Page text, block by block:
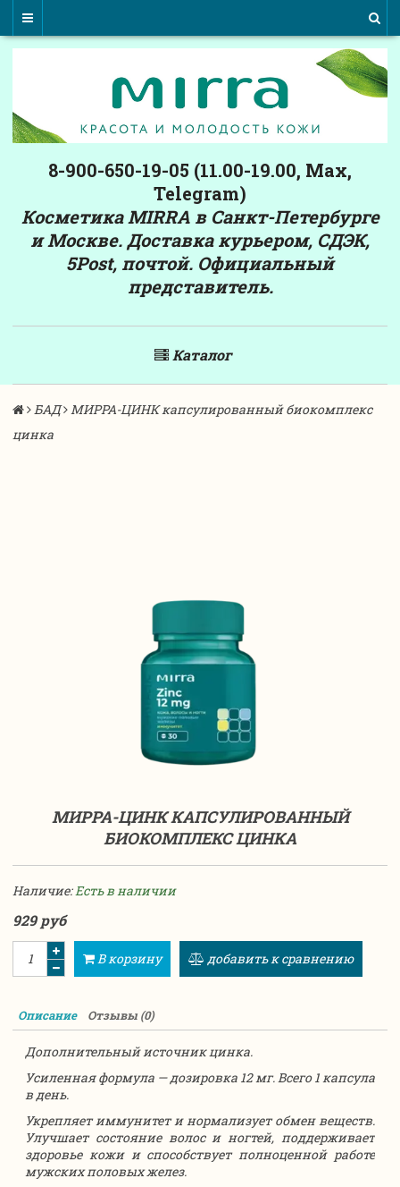
8-900-650-19-05 (11.00-19.00, Max,
Telegram)
Косметика MIRRA в Санкт-Петербурге
и Москве. Доставка курьером, СДЭК,
5Post, почтой. Официальный
представитель.
Каталог
БАД
МИРРА-ЦИНК капсулированный биокомплекс
цинка
МИРРА-ЦИНК КАПСУЛИРОВАННЫЙ
БИОКОМПЛЕКС ЦИНКА
Наличие: Есть в наличии
929 руб
В корзину добавить к сравнению
Описание Отзывы (0)
Дополнительный источник цинка.
Усиленная формула — дозировка 12 мг. Всего 1 капсула
в день.
Укрепляет иммунитет и нормализует обмен веществ.
Улучшает состояние волос и ногтей, поддерживает
здоровье кожи и способствует полноценной работе
мужских половых желез.